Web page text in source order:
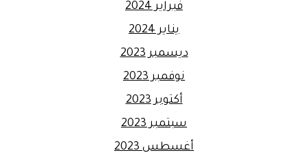
فبراير 2024
يناير 2024
ديسمبر 2023
نوفمبر 2023
أكتوبر 2023
سبتمبر 2023
أغسطس 2023